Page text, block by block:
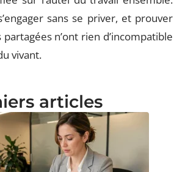
sans se priver, et prouver
n’ont rien d’incompatible
vivant.
articles